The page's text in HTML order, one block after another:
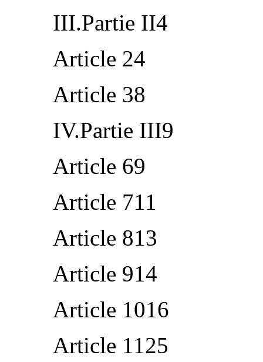
III.Partie II4
Article 24
Article 38
IV.Partie III9
Article 69
Article 711
Article 813
Article 914
Article 1016
Article 1125